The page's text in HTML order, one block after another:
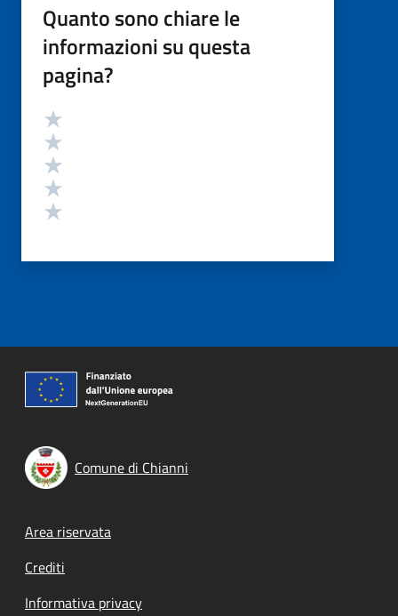
Quanto sono chiare le
informazioni su questa
pagina?
Valutazione
Comune di Chianni
Footer menu
Area riservata
Crediti
Informativa privacy